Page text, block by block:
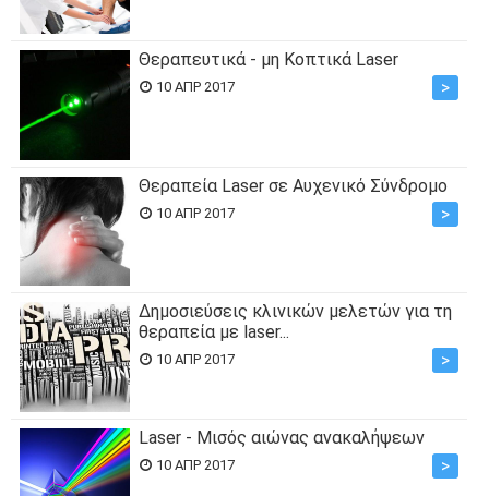
Θεραπευτικά - μη Κοπτικά Laser
10 ΑΠΡ 2017 >
Θεραπεία Laser σε Αυχενικό Σύνδρομο
10 ΑΠΡ 2017 >
Δημοσιεύσεις κλινικών μελετών για τη
θεραπεία με laser...
10 ΑΠΡ 2017 >
Laser - Μισός αιώνας ανακαλήψεων
10 ΑΠΡ 2017 >